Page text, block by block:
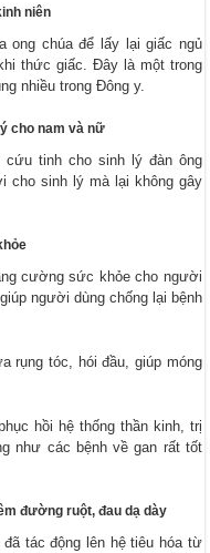
niên
ong chúa để lấy lại giấc ngủ
thức giấc. Đây là một trong
nhiều trong Đông y.
cho nam và nữ
tinh cho sinh lý đàn ông
cho sinh lý mà lại không gây
cường sức khỏe cho người
người dùng chống lại bệnh
rụng tóc, hói đầu, giúp móng
hồi hệ thống thần kinh, trị
như các bệnh về gan rất tốt
đường ruột, đau dạ dày
tác động lên hệ tiêu hóa từ